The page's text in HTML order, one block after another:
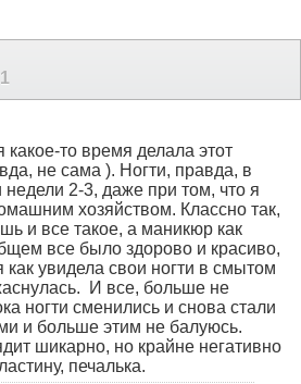
какое-то время делала этот
не сама ). Ногти, правда, в
2-3, даже при том, что я
хозяйством. Классно так,
и все такое, а маникюр как
все было здорово и красиво,
как увидела свои ногти в смытом
И все, больше не
ногти сменились и снова стали
и больше этим не балуюсь.
шикарно, но крайне негативно
печалька.